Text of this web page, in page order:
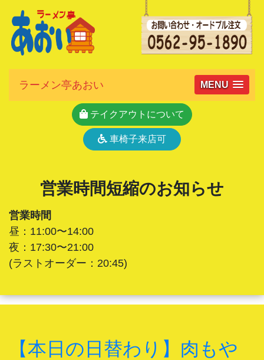
ラーメン亭あおい MENU
テイクアウトについて
車椅子来店可
営業時間短縮のお知らせ
営業時間
昼：11:00〜14:00
夜：17:30〜21:00
(ラストオーダー：20:45)
【本日の日替わり】肉もや